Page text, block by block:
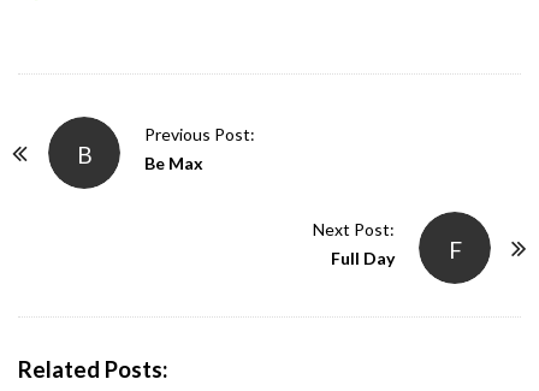
B
Previous Post:
Be Max
F
Next Post:
Full Day
Related Posts: